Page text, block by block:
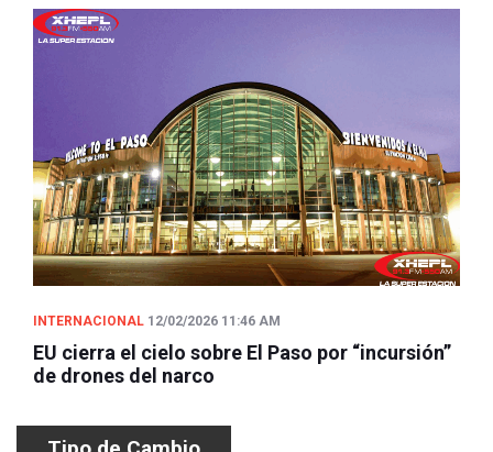
INTERNACIONAL 12/02/2026 11:46 AM
EU cierra el cielo sobre El Paso por “incursión”
de drones del narco